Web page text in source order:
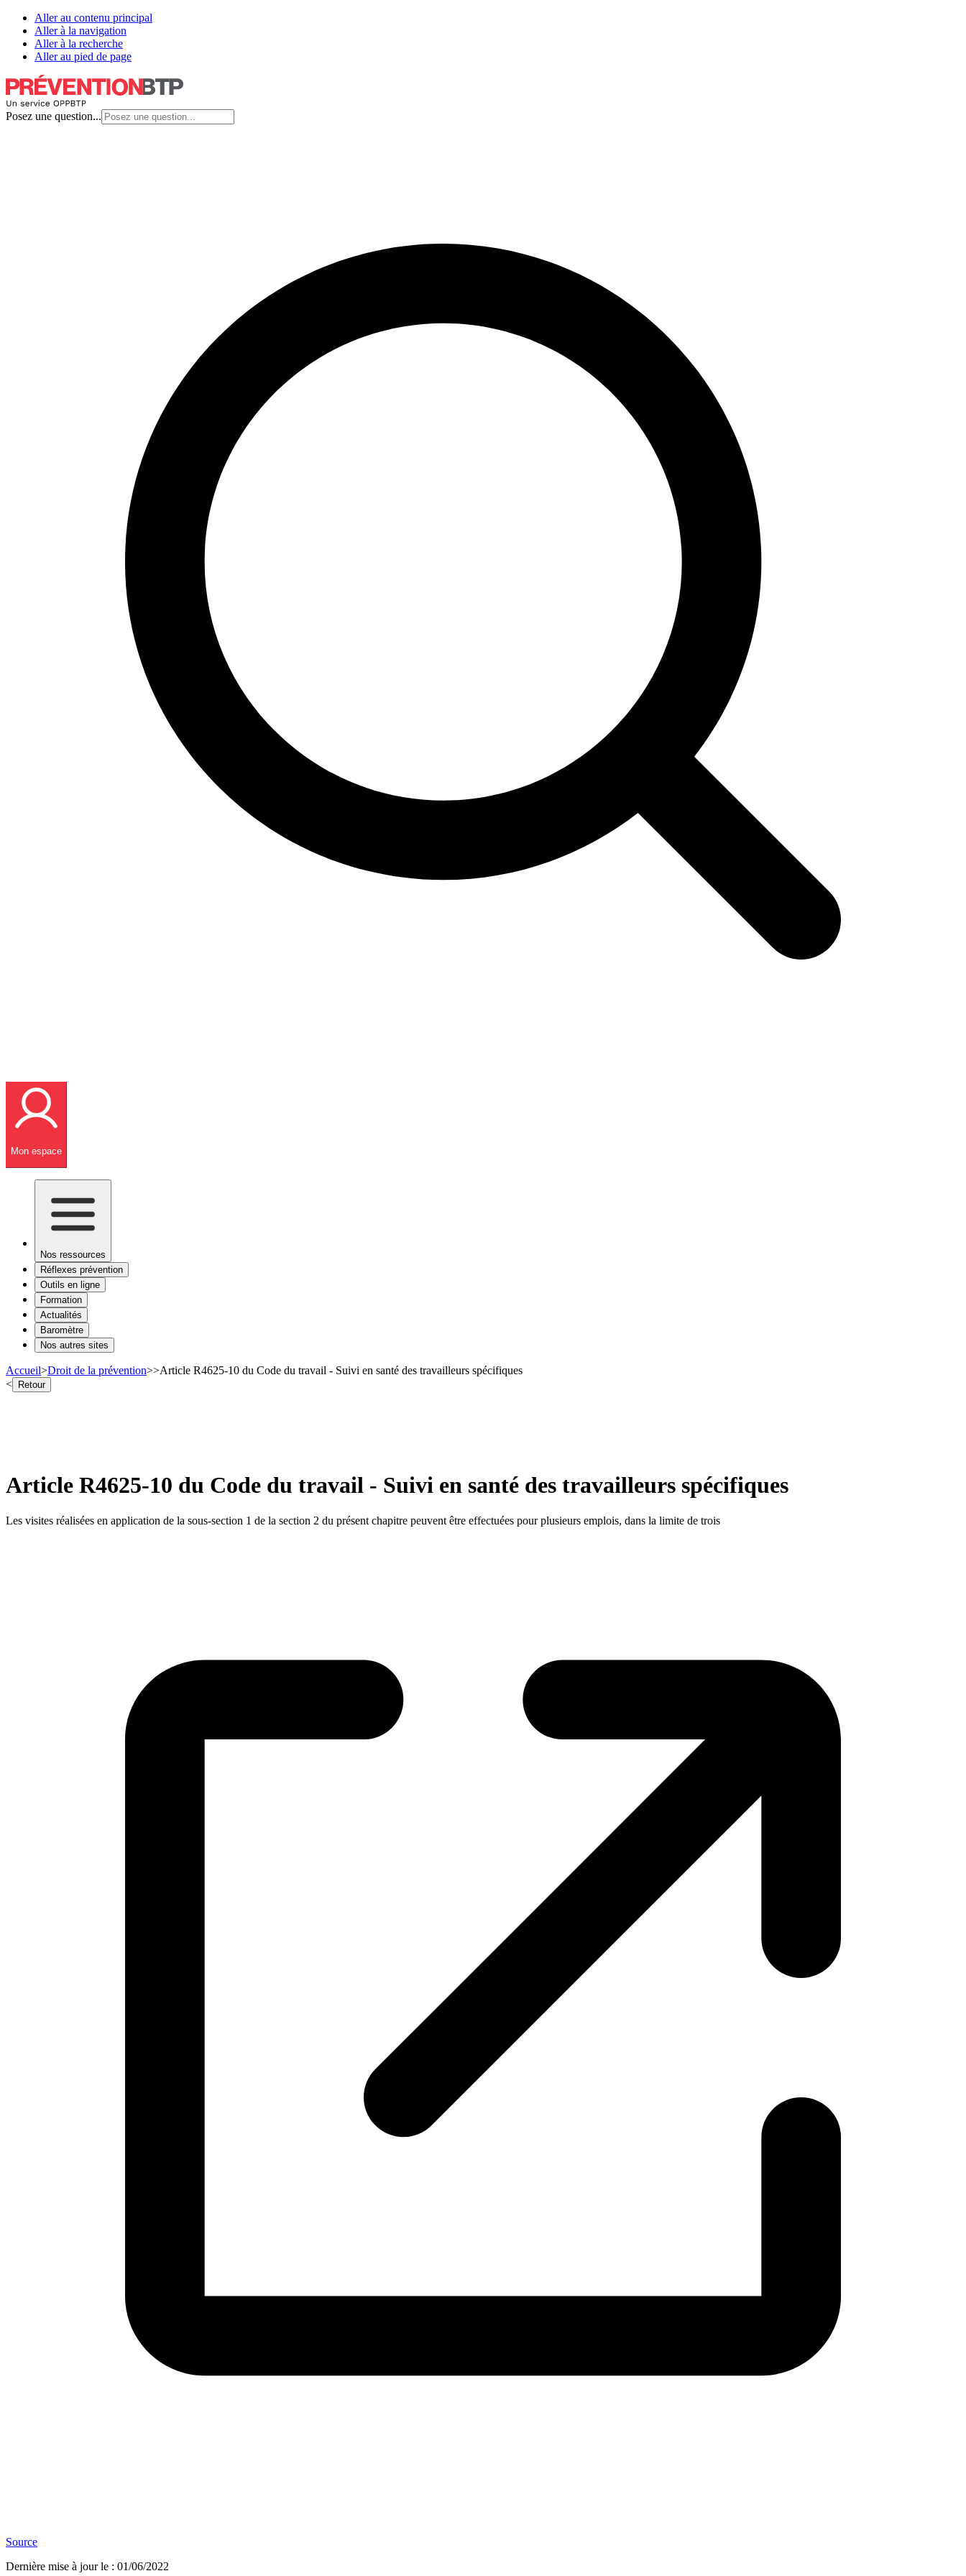
Aller au contenu principal
Aller à la navigation
Aller à la recherche
Aller au pied de page
Posez une question...
Mon espace
Nos ressources
Réflexes prévention
Outils en ligne
Formation
Actualités
Baromètre
Nos autres sites
Accueil>Droit de la prévention>>Article R4625-10 du Code du travail - Suivi en santé des travailleurs spécifiques
< Retour
Article R4625-10 du Code du travail - Suivi en santé des travailleurs spécifiques
Les visites réalisées en application de la sous-section 1 de la section 2 du présent chapitre peuvent être effectuées pour plusieurs emplois, dans la limite de trois
Source
Dernière mise à jour le : 01/06/2022